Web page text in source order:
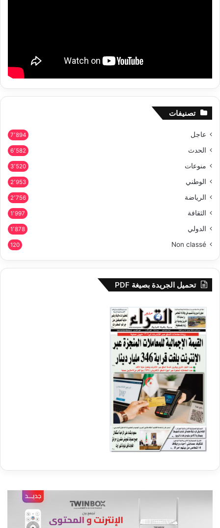
تصنيفات
عاجل 7٬894
الحدث 6٬582
منوعات 3٬520
الوطني 2٬953
الرياضة 2٬756
الثقافة 1٬997
الدولي 1٬878
Non classé
120
تحميل الجريدة بصيغة PDF